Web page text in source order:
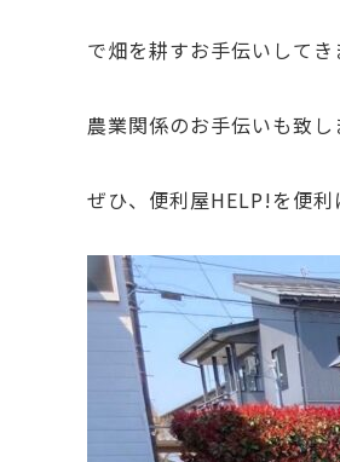
で畑を耕すお手伝いしてき
農業関係のお手伝いも致し
ぜひ、便利屋HELP!を便利